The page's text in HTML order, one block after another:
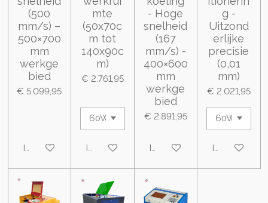
(500
mm/s) –
500×700
mm
werkge
bied
€ 5.099,95
In winkelwagen
mte
(50x70c
m tot
140x90c
m)
€ 2.761,95
In winkelwagen
- Hoge
snelheid
(167
mm/s) -
400×600
mm
werkge
bied
€ 2.891,95
In winkelwagen
g -
Uitzond
erlijke
precisie
(0,01
mm)
€ 2.021,95
In